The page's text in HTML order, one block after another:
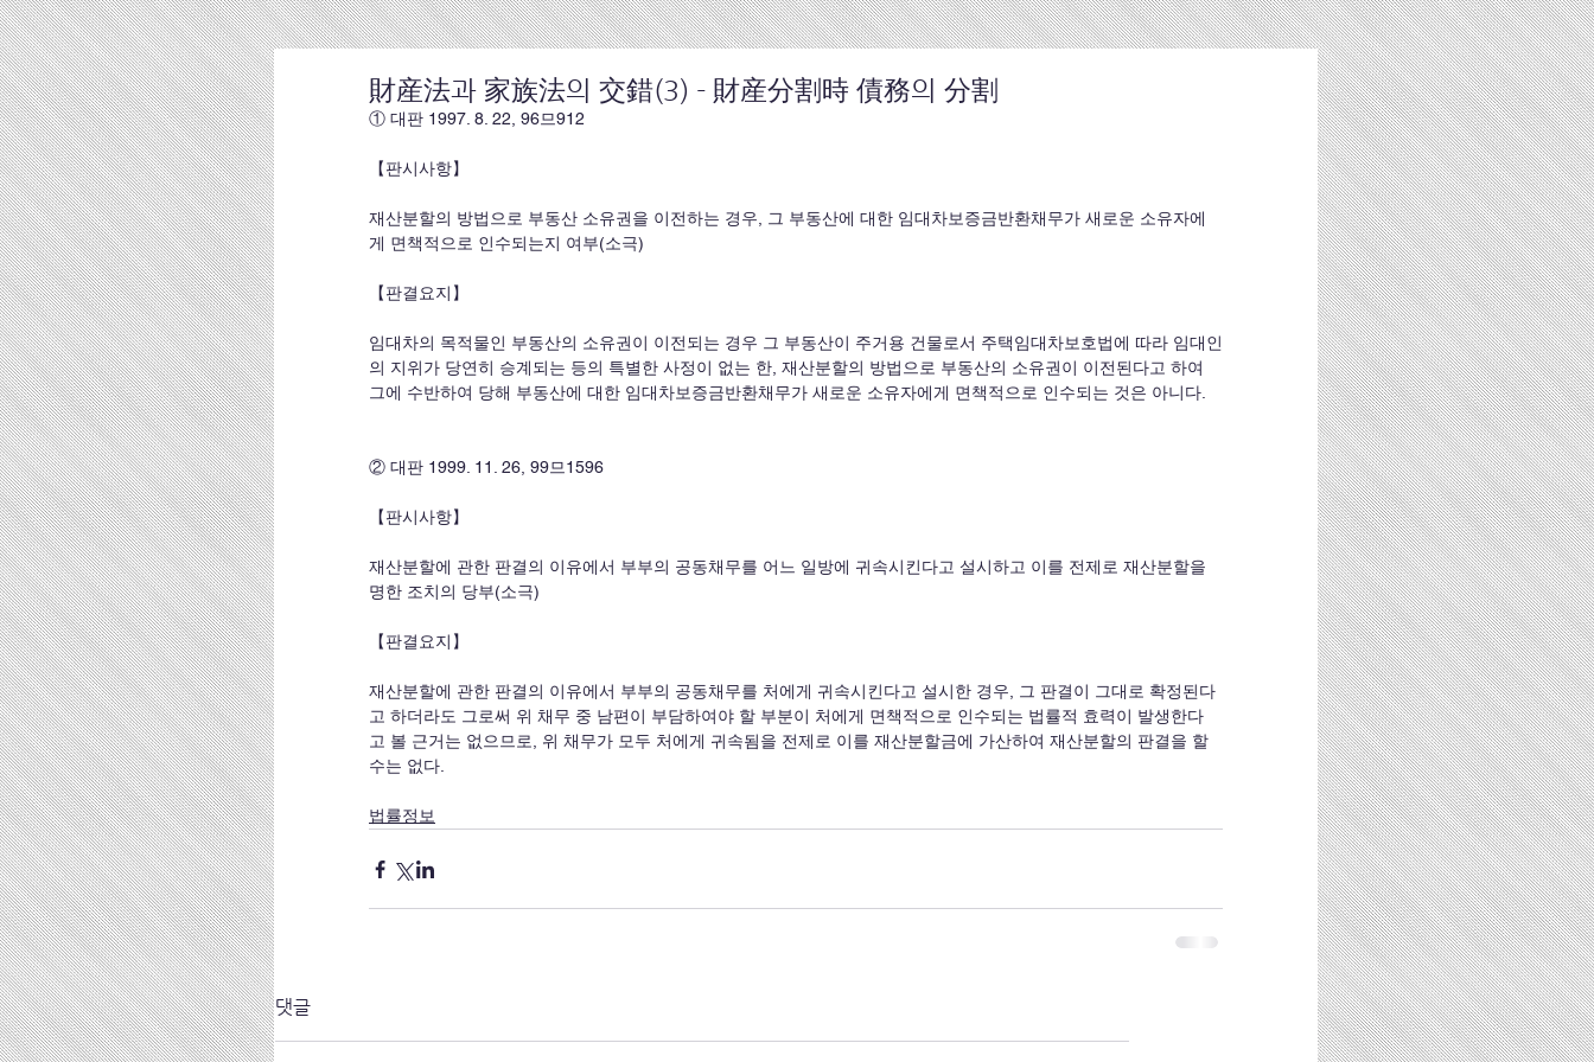
財産法과 家族法의 交錯(3) - 財産分割時 債務의 分割
① 대판 1997. 8. 22, 96므912
【판시사항】
재산분할의 방법으로 부동산 소유권을 이전하는 경우, 그 부동산에 대한 임대차보증금반환채무가 새로운 소유자에
게 면책적으로 인수되는지 여부(소극)
【판결요지】
임대차의 목적물인 부동산의 소유권이 이전되는 경우 그 부동산이 주거용 건물로서 주택임대차보호법에 따라 임대인
의 지위가 당연히 승계되는 등의 특별한 사정이 없는 한, 재산분할의 방법으로 부동산의 소유권이 이전된다고 하여
그에 수반하여 당해 부동산에 대한 임대차보증금반환채무가 새로운 소유자에게 면책적으로 인수되는 것은 아니다.
② 대판 1999. 11. 26, 99므1596
【판시사항】
재산분할에 관한 판결의 이유에서 부부의 공동채무를 어느 일방에 귀속시킨다고 설시하고 이를 전제로 재산분할을
명한 조치의 당부(소극)
【판결요지】
재산분할에 관한 판결의 이유에서 부부의 공동채무를 처에게 귀속시킨다고 설시한 경우, 그 판결이 그대로 확정된다
고 하더라도 그로써 위 채무 중 남편이 부담하여야 할 부분이 처에게 면책적으로 인수되는 법률적 효력이 발생한다
고 볼 근거는 없으므로, 위 채무가 모두 처에게 귀속됨을 전제로 이를 재산분할금에 가산하여 재산분할의 판결을 할
수는 없다.
법률정보
댓글